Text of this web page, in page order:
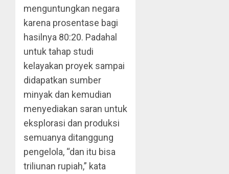
menguntungkan negara
karena prosentase bagi
hasilnya 80:20. Padahal
untuk tahap studi
kelayakan proyek sampai
didapatkan sumber
minyak dan kemudian
menyediakan saran untuk
eksplorasi dan produksi
semuanya ditanggung
pengelola, “dan itu bisa
triliunan rupiah,” kata